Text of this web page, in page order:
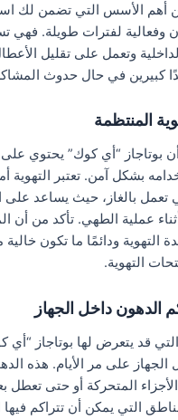
من أهم الأسس التي تضمن لك
وفعالية لفترات طويلة. فهي
وتعمل على تقليل
كبيرين في حال حدوث
المنتظمة
بوتاجاز “أي كوك” يحتوي على
بشكل آمن. تعتبر التهوية
تعمل بالغاز، حيث يساعد
عملية الطهي. تأكد من أن
التهوية ودائمًا ما تكون
التهوية.
الدهون داخل الجهاز
قد يتعرض لها بوتاجاز “أي
على مر الأيام. هذه
المتحركة أو حتى تعطل
التي يمكن أن تتراكم فيها